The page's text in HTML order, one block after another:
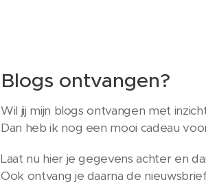
Blogs ontvangen?
Wil jij mijn blogs ontvangen met
Dan heb ik nog een mooi cadeau
Laat nu hier je gegevens achter en
Ook ontvang je daarna de